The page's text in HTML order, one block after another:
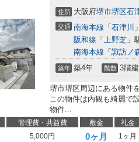
住所 大阪府堺市堺区石
交通 南海本線 「 石津川
阪和線 「 上野芝 」
南海本線 「 諏訪ノ
築年 築4年 階数 3階建
堺市堺区周辺にある物件
この物件は内観も綺麗で
物件...
管理費・共益費 敷金 礼金
5,000円 0ヶ月 1ヶ月